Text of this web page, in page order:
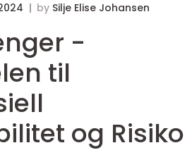
by Silje Elise Johansen
-
til
og Risiko